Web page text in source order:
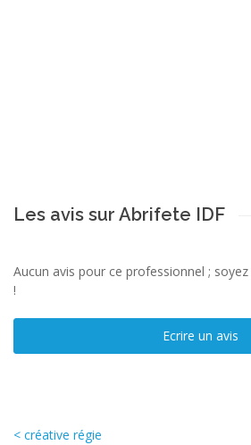
Les avis sur Abrifete IDF
Aucun avis pour ce professionnel ;
!
Ecrire un avis
< créative régie